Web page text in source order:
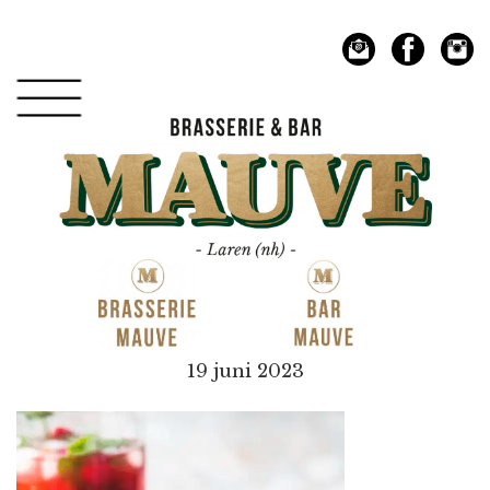
hoofdnavigatie
hoofd
inhoud
Mauve
19 juni 2023